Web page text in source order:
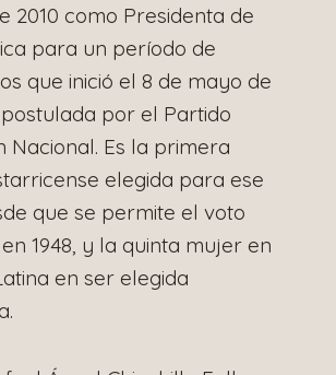
2010 como Presidenta de
para un período de
que inició el 8 de mayo de
postulada por el Partido
Nacional. Es la primera
elegida para ese
que se permite el voto
1948, y la quinta mujer en
en ser elegida